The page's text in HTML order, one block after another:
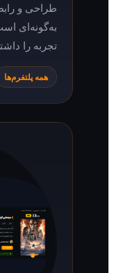
طراحی و
به‌گونه‌ای
تجربه را
همه پلتفرم‌ها